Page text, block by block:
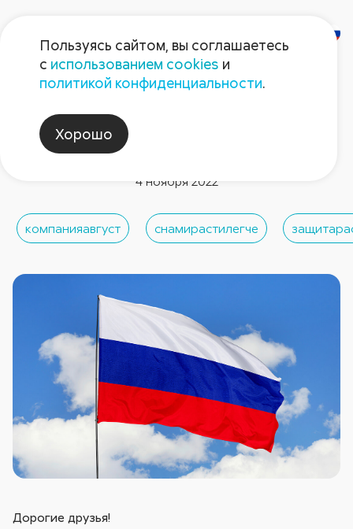
Новости компании
Поздравляем вас с Днем
народного единства!
4 ноября 2022
компанияавгуст снамирастилегче
Дорогие друзья!
Пользуясь сайтом, вы соглашаетесь
с использованием cookies и
политикой конфиденциальности.
Хорошо